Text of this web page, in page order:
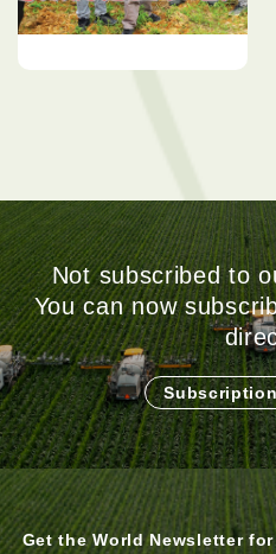
Not subscribed to
You can now
Get the World Newsletter